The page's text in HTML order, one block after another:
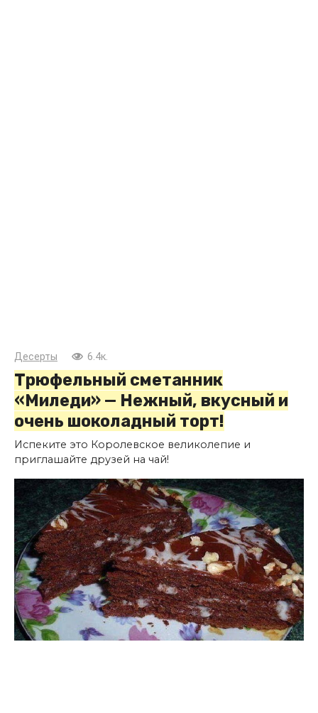
Десерты 6.4к.
Трюфельный сметанник
«Миледи» — Нежный, вкусный и
очень шоколадный торт!
Испеките это Королевское великолепие и
приглашайте друзей на чай!